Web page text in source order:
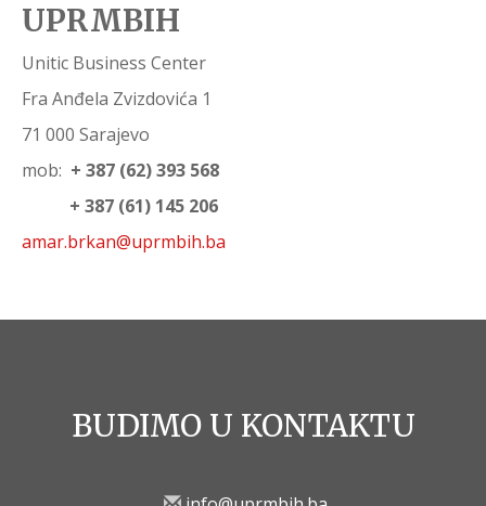
UPRMBIH
Unitic Business Center
Fra Anđela Zvizdovića 1
71 000 Sarajevo
mob: + 387 (62) 393 568
+ 387 (61) 145 206
amar.brkan@uprmbih.ba
BUDIMO U KONTAKTU